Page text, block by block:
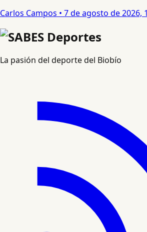
Carlos Campos • 7 de agosto de 2026,
La pasión del deporte del Biobío